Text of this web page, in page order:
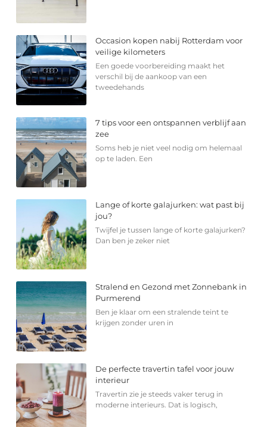
Occasion kopen nabij Rotterdam voor
veilige kilometers
Een goede voorbereiding maakt het
verschil bij de aankoop van een
tweedehands
7 tips voor een ontspannen verblijf aan
zee
Soms heb je niet veel nodig om helemaal
op te laden. Een
Lange of korte galajurken: wat past bij
jou?
Twijfel je tussen lange of korte galajurken?
Dan ben je zeker niet
Stralend en Gezond met Zonnebank in
Purmerend
Ben je klaar om een stralende teint te
krijgen zonder uren in
De perfecte travertin tafel voor jouw
interieur
Travertin zie je steeds vaker terug in
moderne interieurs. Dat is logisch,